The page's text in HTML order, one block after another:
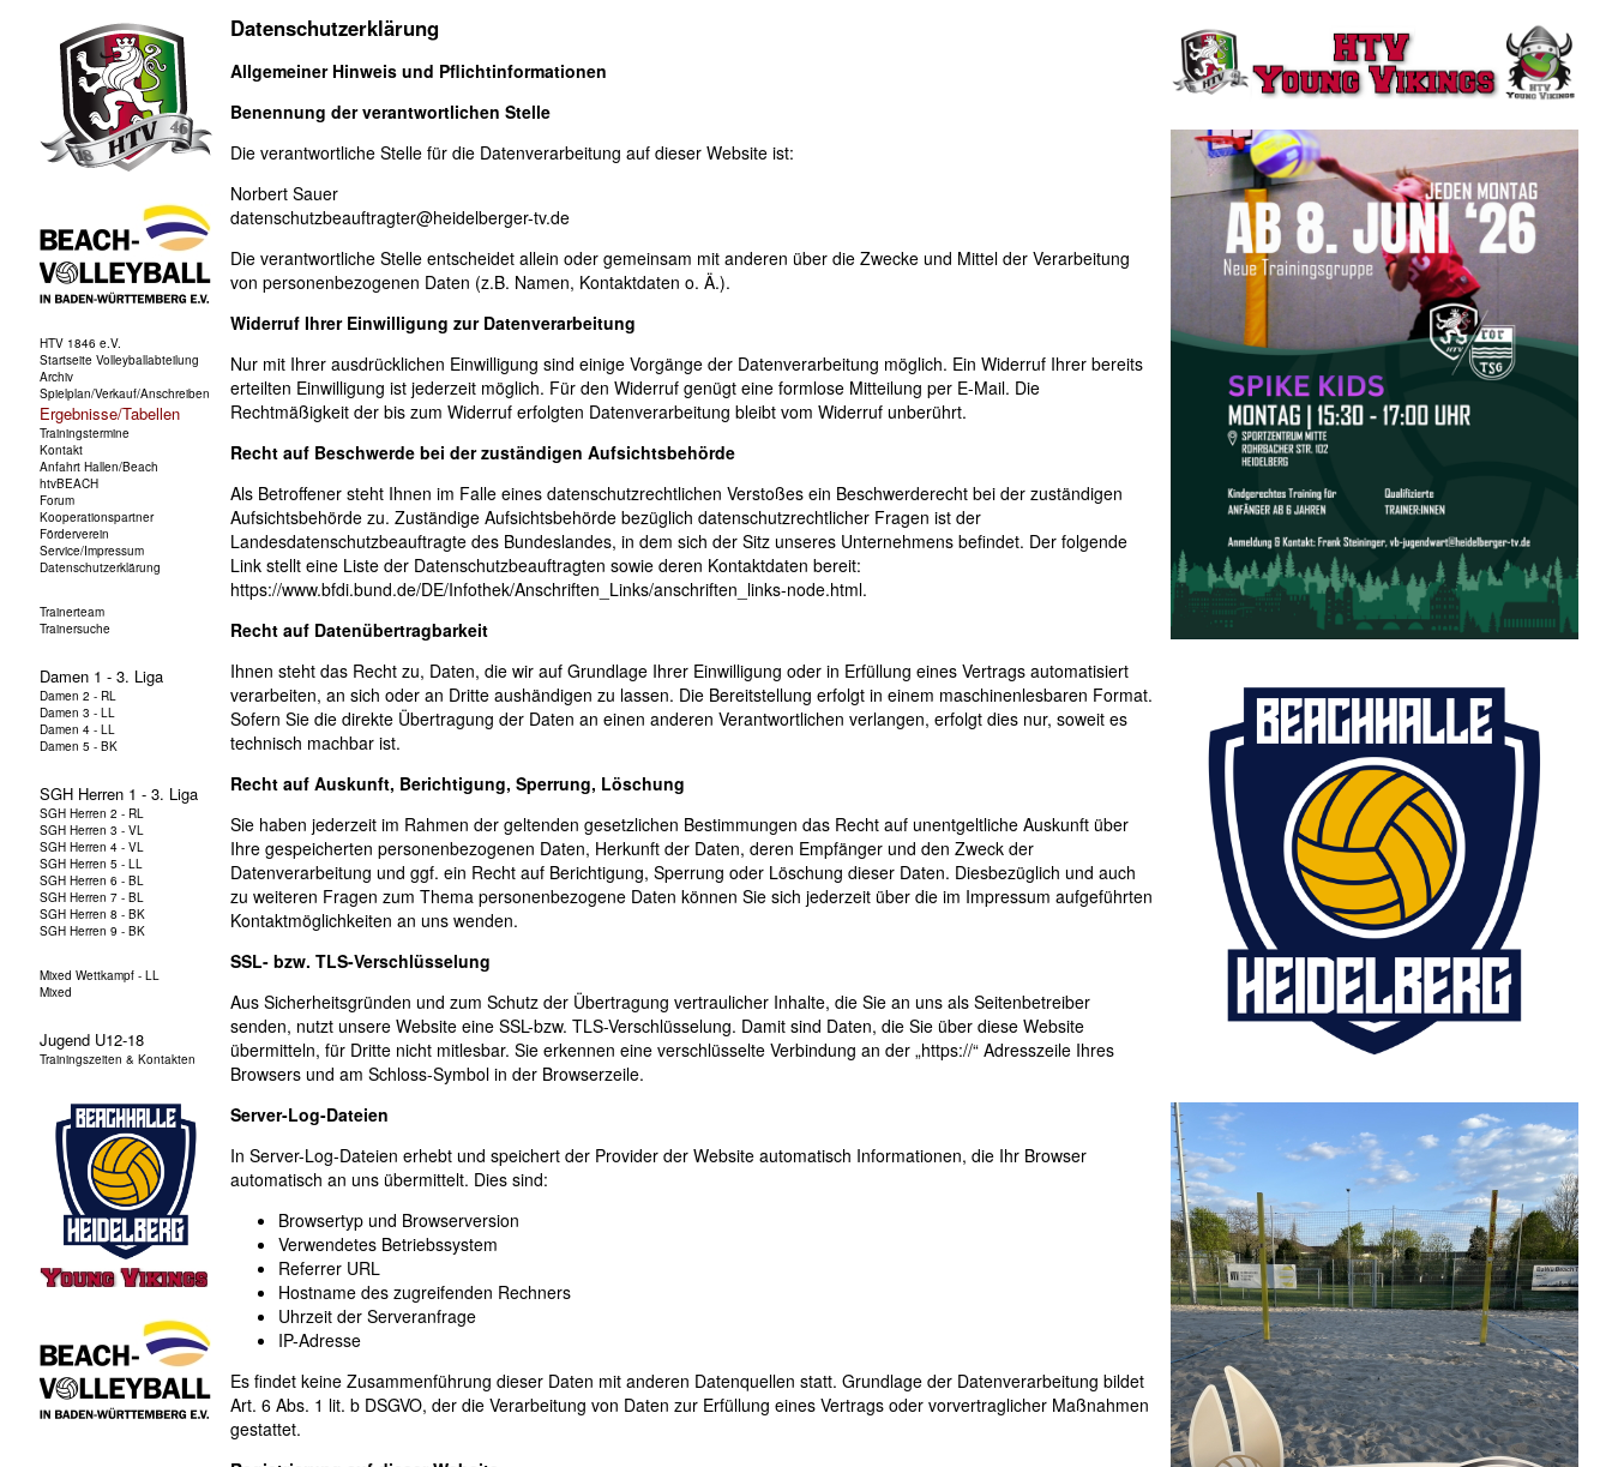
Datenschutzerklärung
Allgemeiner Hinweis und Pflichtinformationen
Benennung der verantwortlichen Stelle
Die verantwortliche Stelle für die Datenverarbeitung auf dieser Website ist:
Norbert Sauer
datenschutzbeauftragter@heidelberger-tv.de
Die verantwortliche Stelle entscheidet allein oder gemeinsam mit anderen über die Zwecke und Mittel der Verarbeitung
von personenbezogenen Daten (z.B. Namen, Kontaktdaten o. Ä.).
Widerruf Ihrer Einwilligung zur Datenverarbeitung
Nur mit Ihrer ausdrücklichen Einwilligung sind einige Vorgänge der Datenverarbeitung möglich. Ein Widerruf Ihrer bereits
erteilten Einwilligung ist jederzeit möglich. Für den Widerruf genügt eine formlose Mitteilung per E-Mail. Die
Rechtmäßigkeit der bis zum Widerruf erfolgten Datenverarbeitung bleibt vom Widerruf unberührt.
Recht auf Beschwerde bei der zuständigen Aufsichtsbehörde
Als Betroffener steht Ihnen im Falle eines datenschutzrechtlichen Verstoßes ein Beschwerderecht bei der zuständigen
Aufsichtsbehörde zu. Zuständige Aufsichtsbehörde bezüglich datenschutzrechtlicher Fragen ist der
Landesdatenschutzbeauftragte des Bundeslandes, in dem sich der Sitz unseres Unternehmens befindet. Der folgende
Link stellt eine Liste der Datenschutzbeauftragten sowie deren Kontaktdaten bereit:
https://www.bfdi.bund.de/DE/Infothek/Anschriften_Links/anschriften_links-node.html.
Recht auf Datenübertragbarkeit
Ihnen steht das Recht zu, Daten, die wir auf Grundlage Ihrer Einwilligung oder in Erfüllung eines Vertrags automatisiert
verarbeiten, an sich oder an Dritte aushändigen zu lassen. Die Bereitstellung erfolgt in einem maschinenlesbaren Format.
Sofern Sie die direkte Übertragung der Daten an einen anderen Verantwortlichen verlangen, erfolgt dies nur, soweit es
technisch machbar ist.
Recht auf Auskunft, Berichtigung, Sperrung, Löschung
Sie haben jederzeit im Rahmen der geltenden gesetzlichen Bestimmungen das Recht auf unentgeltliche Auskunft über
Ihre gespeicherten personenbezogenen Daten, Herkunft der Daten, deren Empfänger und den Zweck der
Datenverarbeitung und ggf. ein Recht auf Berichtigung, Sperrung oder Löschung dieser Daten. Diesbezüglich und auch
zu weiteren Fragen zum Thema personenbezogene Daten können Sie sich jederzeit über die im Impressum aufgeführten
Kontaktmöglichkeiten an uns wenden.
SSL- bzw. TLS-Verschlüsselung
Aus Sicherheitsgründen und zum Schutz der Übertragung vertraulicher Inhalte, die Sie an uns als Seitenbetreiber
senden, nutzt unsere Website eine SSL-bzw. TLS-Verschlüsselung. Damit sind Daten, die Sie über diese Website
übermitteln, für Dritte nicht mitlesbar. Sie erkennen eine verschlüsselte Verbindung an der „https://“ Adresszeile Ihres
Browsers und am Schloss-Symbol in der Browserzeile.
Server-Log-Dateien
In Server-Log-Dateien erhebt und speichert der Provider der Website automatisch Informationen, die Ihr Browser
automatisch an uns übermittelt. Dies sind:
Browsertyp und Browserversion
Verwendetes Betriebssystem
Referrer URL
Hostname des zugreifenden Rechners
Uhrzeit der Serveranfrage
IP-Adresse
Es findet keine Zusammenführung dieser Daten mit anderen Datenquellen statt. Grundlage der Datenverarbeitung bildet
Art. 6 Abs. 1 lit. b DSGVO, der die Verarbeitung von Daten zur Erfüllung eines Vertrags oder vorvertraglicher Maßnahmen
gestattet.